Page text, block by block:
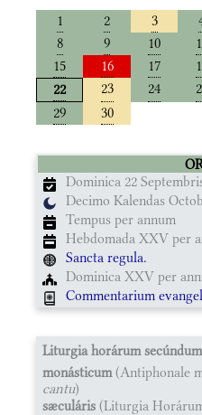
1
2 3
8
9 10
15
16 17
22
23 24
29
30
Dominica 22
Decimo Kalendas
Tempus per annum
Hebdomada XXV per
Sancta regula.
Dominica XXV per
Commentarium
Liturgia horárum
monásticum(Antiphonale
cantu)
sæculáris (Liturgia